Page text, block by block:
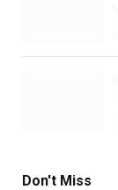
Don't Miss